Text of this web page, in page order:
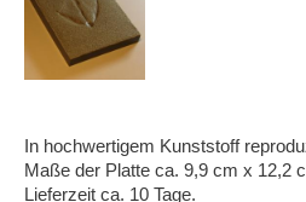
In hochwertigem Kunststoff
Maße der Platte ca. 9,9 cm x 12,2
Lieferzeit ca. 10 Tage.